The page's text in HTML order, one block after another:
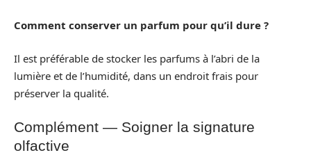
Comment conserver un parfum pour qu’il dure ?
Il est préférable de stocker les parfums à l’abri de la
lumière et de l’humidité, dans un endroit frais pour
préserver la qualité.
Complément — Soigner la signature
olfactive